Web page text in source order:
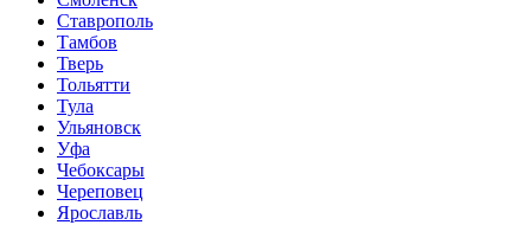
Ставрополь
Тамбов
Тверь
Тольятти
Тула
Ульяновск
Уфа
Чебоксары
Череповец
Ярославль